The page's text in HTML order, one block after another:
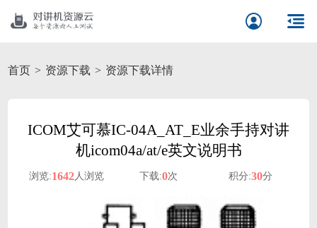
首页 资源下载 资源下载详情
ICOM艾可慕IC-04A_AT_E业余手持对讲
机icom04a/at/e英文说明书
浏览:1642人浏览 下载:0次 积分:30分